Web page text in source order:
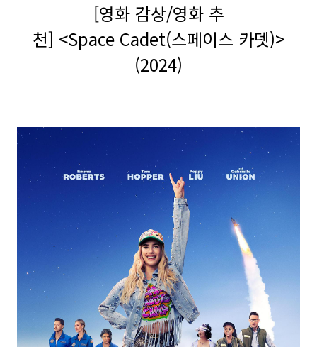
[영화 감상/영화 추
천] <Space Cadet(스페이스 카뎃)>
(2024)